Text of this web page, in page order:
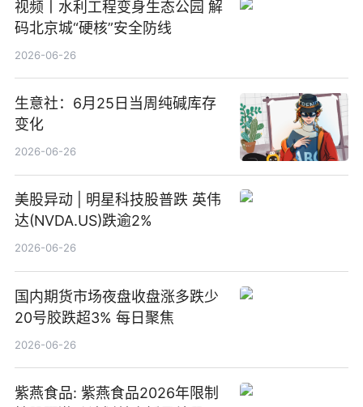
视频丨水利工程变身生态公园 解
码北京城“硬核”安全防线
2026-06-26
生意社：6月25日当周纯碱库存
变化
2026-06-26
美股异动 | 明星科技股普跌 英伟
达(NVDA.US)跌逾2%
2026-06-26
国内期货市场夜盘收盘涨多跌少
20号胶跌超3% 每日聚焦
2026-06-26
紫燕食品: 紫燕食品2026年限制